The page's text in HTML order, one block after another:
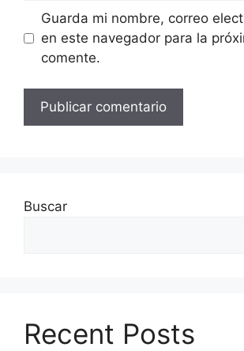
Guarda mi nombre, correo
en este navegador para la
comente.
Buscar
Recent Posts